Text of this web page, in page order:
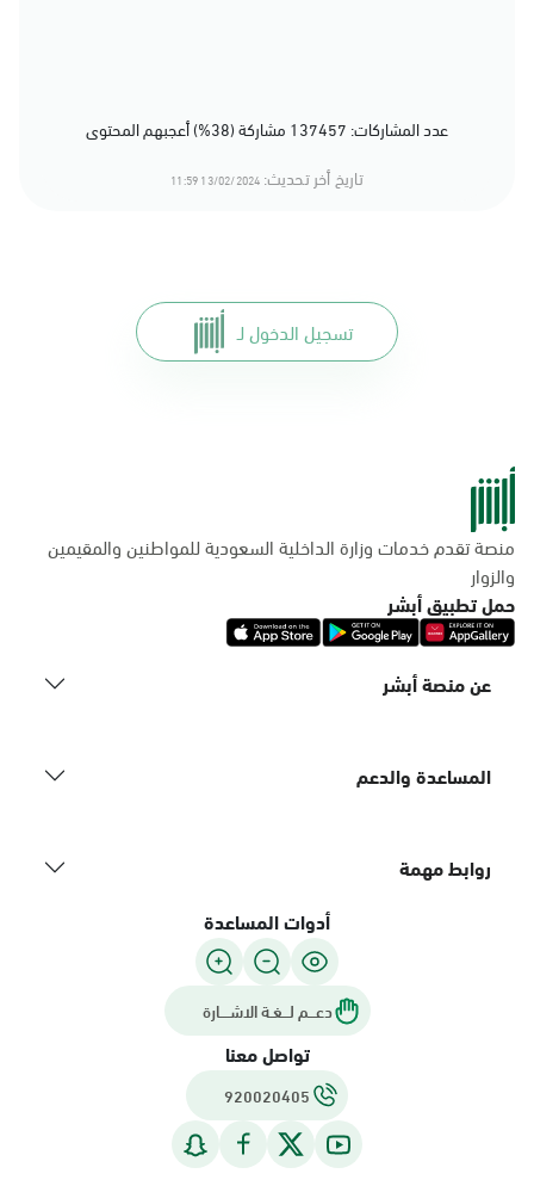
عدد المشاركات: 137457 مشاركة (38%) أعجبهم المحتوى
تاريخ أخر تحديث: 13/02/2024 11:59
تسجيل الدخول لـ
منصة تقدم خدمات وزارة الداخلية السعودية للمواطنين والمقيمين
والزوار
حمل تطبيق أبشر
عن منصة أبشر
المساعدة والدعم
روابط مهمة
أدوات المساعدة
دعـــم لـــغـة الاشــــارة
تواصل معنا
920020405